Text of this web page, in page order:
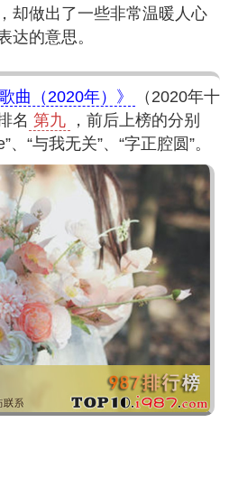
却做出了一些非常温暖人心
达的意思。
曲（2020年）》
（2020年十
名 第九
，前后上榜的分别
、“与我无关”、“字正腔圆”。